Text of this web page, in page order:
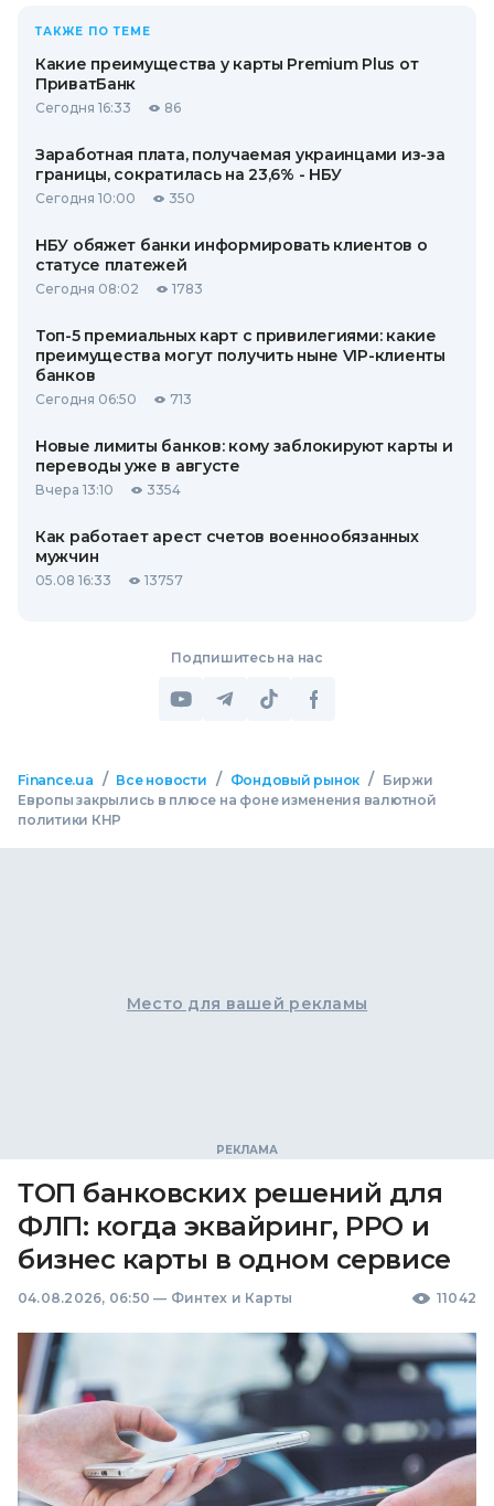
ТАКЖЕ ПО ТЕМЕ
Какие преимущества у карты Premium Plus от
ПриватБанк
Сегодня 16:33 86
Заработная плата, получаемая украинцами из-за
границы, сократилась на 23,6% - НБУ
Сегодня 10:00 350
НБУ обяжет банки информировать клиентов о
статусе платежей
Сегодня 08:02 1783
Топ-5 премиальных карт с привилегиями: какие
преимущества могут получить ныне VIP-клиенты
банков
Сегодня 06:50 713
Новые лимиты банков: кому заблокируют карты и
переводы уже в августе
Вчера 13:10 3354
Как работает арест счетов военнообязанных
мужчин
05.08 16:33 13757
Подпишитесь на нас
Finance.ua / Все новости / Фондовый рынок /
Биржи
Европы закрылись в плюсе на фоне изменения валютной
политики КНР
Место для вашей рекламы
ТОП банковских решений для
ФЛП: когда эквайринг, РРО и
бизнес карты в одном сервисе
04.08.2026, 06:50 — Финтех и Карты 11042